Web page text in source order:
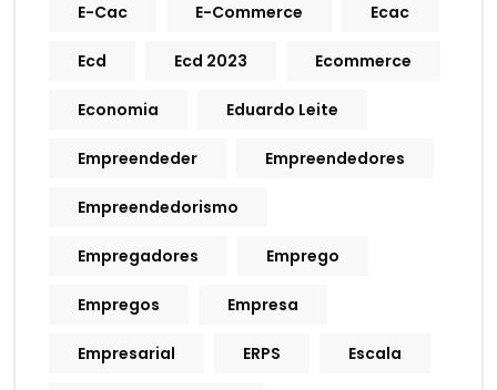
E-Cac E-Commerce Ecac
Ecd Ecd 2023 Ecommerce
Economia Eduardo Leite
Empreendeder Empreendedores
Empreendedorismo
Empregadores Emprego
Empregos Empresa
Empresarial ERPS Escala